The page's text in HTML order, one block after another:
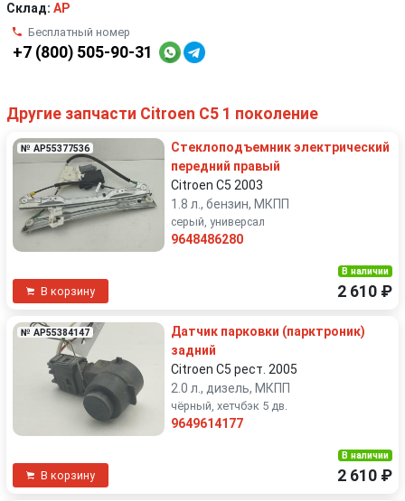
Склад: AP
Бесплатный номер
+7 (800) 505-90-31
Другие запчасти Citroen C5 1 поколение
№ AP55377536
Стеклоподъемник электрический
передний правый
Citroen C5 2003
1.8 л., бензин, МКПП
серый, универсал
9648486280
В корзину
В наличии
2 610 ₽
№ AP55384147
Датчик парковки (парктроник)
задний
Citroen C5 рест. 2005
2.0 л., дизель, МКПП
чёрный, хетчбэк 5 дв.
9649614177
В корзину
В наличии
2 610 ₽